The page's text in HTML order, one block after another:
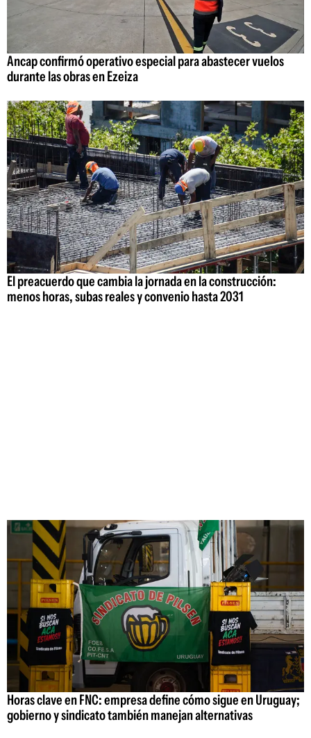
Ancap confirmó operativo especial para abastecer vuelos
durante las obras en Ezeiza
El preacuerdo que cambia la jornada en la construcción:
menos horas, subas reales y convenio hasta 2031
Horas clave en FNC: empresa define cómo sigue en Uruguay;
gobierno y sindicato también manejan alternativas